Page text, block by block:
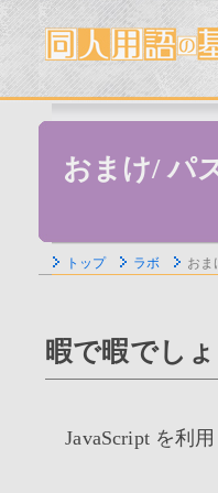
おまけ/ パ
トップ ラボ おま
暇で暇でし
JavaScript を利